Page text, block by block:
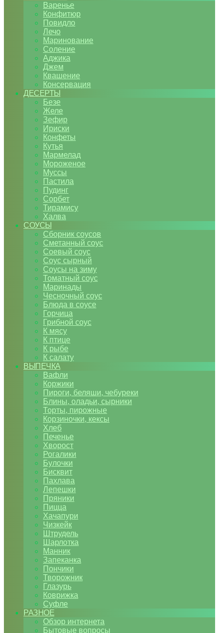
Варенье
Конфитюр
Повидло
Лечо
Маринование
Соление
Аджика
Джем
Квашение
Консервация
ДЕСЕРТЫ
Безе
Желе
Зефир
Ириски
Конфеты
Кутья
Мармелад
Мороженое
Муссы
Пастила
Пудинг
Сорбет
Тирамису
Халва
СОУСЫ
Сборник соусов
Сметанный соус
Соевый соус
Соус сырный
Соусы на зиму
Томатный соус
Маринады
Чесночный соус
Блюда в соусе
Горчица
Грибной соус
К мясу
К птице
К рыбе
К салату
ВЫПЕЧКА
Вафли
Коржики
Пироги, беляши, чебуреки
Блины, оладьи, сырники
Торты, пирожные
Корзиночки, кексы
Хлеб
Печенье
Хворост
Рогалики
Булочки
Бисквит
Пахлава
Лепешки
Пряники
Пицца
Хачапури
Чизкейк
Штрудель
Шарлотка
Манник
Запеканка
Пончики
Творожник
Глазурь
Коврижка
Суфле
РАЗНОЕ
Обзор интернета
Бытовые вопросы